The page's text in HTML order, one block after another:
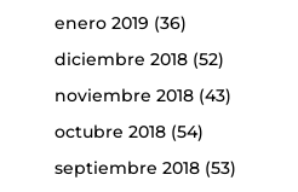
enero 2019 (36)
diciembre 2018(52)
noviembre 2018(43)
octubre 2018(54)
septiembre 2018(53)